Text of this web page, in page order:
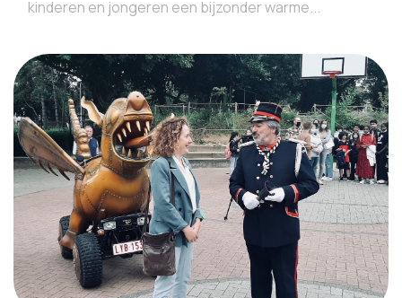
kinderen en jongeren een bijzonder warme...